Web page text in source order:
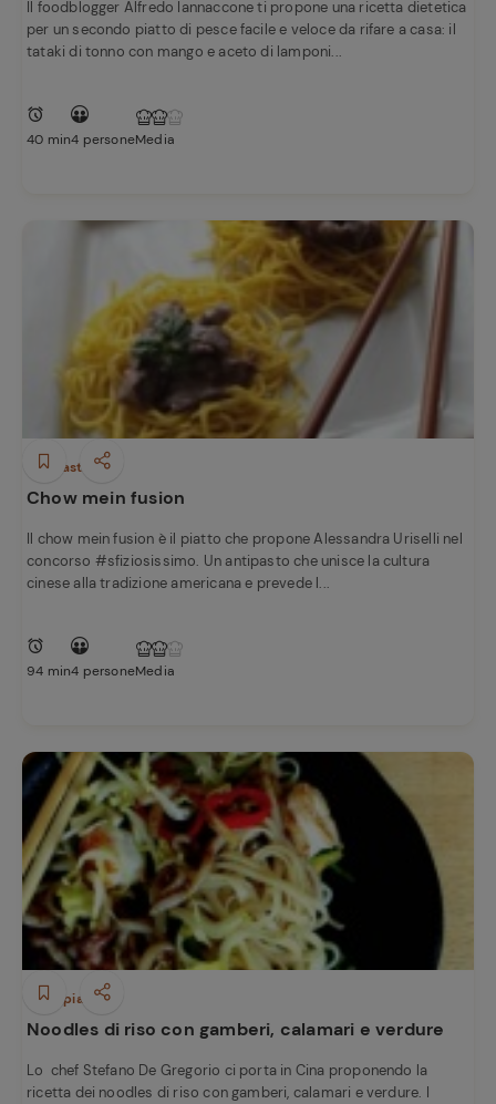
Il foodblogger Alfredo Iannaccone ti propone una ricetta dietetica
per un secondo piatto di pesce facile e veloce da rifare a casa: il
tataki di tonno con mango e aceto di lamponi...
40 min4 personeMedia
Antipasti
Chow mein fusion
Il chow mein fusion è il piatto che propone Alessandra Uriselli nel
concorso #sfiziosissimo. Un antipasto che unisce la cultura
cinese alla tradizione americana e prevede l...
94 min4 personeMedia
Primi piatti
Noodles di riso con gamberi, calamari e verdure
Lo chef Stefano De Gregorio ci porta in Cina proponendo la
ricetta dei noodles di riso con gamberi, calamari e verdure. I